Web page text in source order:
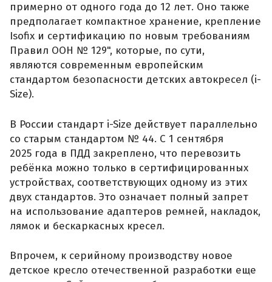
примерно от одного года до 12 лет. Оно также
предполагает компактное хранение, крепление
Isofix и сертификацию по новым требованиям
Правил ООН № 129", которые, по сути,
являются современным европейским
стандартом безопасности детских автокресел (i-
Size).
В России стандарт i-Size действует параллельно
со старым стандартом № 44. С 1 сентября
2025 года в ПДД закреплено, что перевозить
ребёнка можно только в сертифицированных
устройствах, соответствующих одному из этих
двух стандартов. Это означает полный запрет
на использование адаптеров ремней, накладок,
лямок и бескаркасных кресел.
Впрочем, к серийному производству новое
детское кресло отечественной разработки еще